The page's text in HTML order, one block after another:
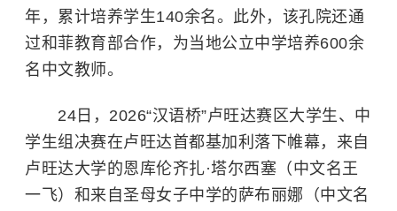
年，累计培养学生140余名。此外，该孔院还通
过和菲教育部合作，为当地公立中学培养600余
名中文教师。
24日，2026“汉语桥”卢旺达赛区大学生、中
学生组决赛在卢旺达首都基加利落下帷幕，来自
卢旺达大学的恩库伦齐扎·塔尔西塞（中文名王
一飞）和来自圣母女子中学的萨布丽娜（中文名